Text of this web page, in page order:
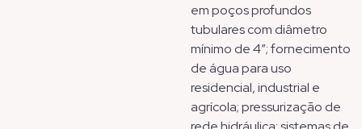
em poços profundos
tubulares com diâmetro
mínimo de 4”; fornecimento
de água para uso
residencial, industrial e
agrícola; pressurização de